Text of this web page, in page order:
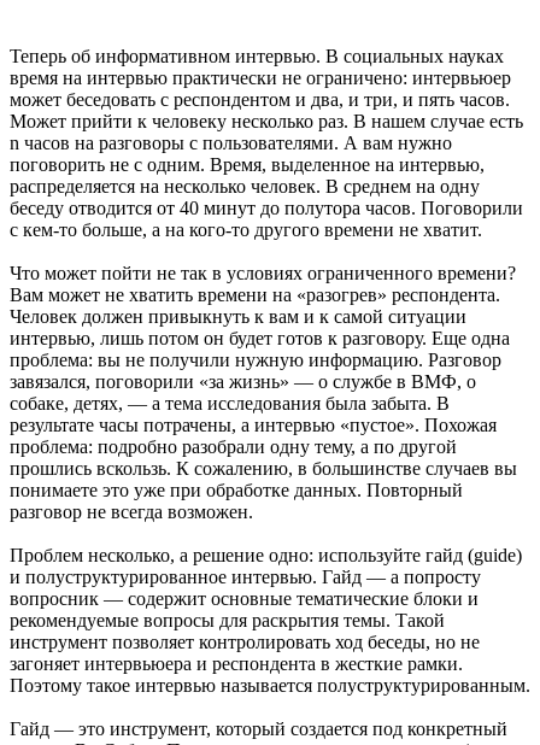
Теперь об информативном интервью. В социальных науках
время на интервью практически не ограничено: интервьюер
может беседовать с респондентом и два, и три, и пять часов.
Может прийти к человеку несколько раз. В нашем случае есть
n часов на разговоры с пользователями. А вам нужно
поговорить не с одним. Время, выделенное на интервью,
распределяется на несколько человек. В среднем на одну
беседу отводится от 40 минут до полутора часов. Поговорили
с кем-то больше, а на кого-то другого времени не хватит.
Что может пойти не так в условиях ограниченного времени?
Вам может не хватить времени на «разогрев» респондента.
Человек должен привыкнуть к вам и к самой ситуации
интервью, лишь потом он будет готов к разговору. Еще одна
проблема: вы не получили нужную информацию. Разговор
завязался, поговорили «за жизнь» — о службе в ВМФ, о
собаке, детях, — а тема исследования была забыта. В
результате часы потрачены, а интервью «пустое». Похожая
проблема: подробно разобрали одну тему, а по другой
прошлись вскользь. К сожалению, в большинстве случаев вы
понимаете это уже при обработке данных. Повторный
разговор не всегда возможен.
Проблем несколько, а решение одно: используйте гайд (guide)
и полуструктурированное интервью. Гайд — а попросту
вопросник — содержит основные тематические блоки и
рекомендуемые вопросы для раскрытия темы. Такой
инструмент позволяет контролировать ход беседы, но не
загоняет интервьюера и респондента в жесткие рамки.
Поэтому такое интервью называется полуструктурированным.
Гайд — это инструмент, который создается под конкретный